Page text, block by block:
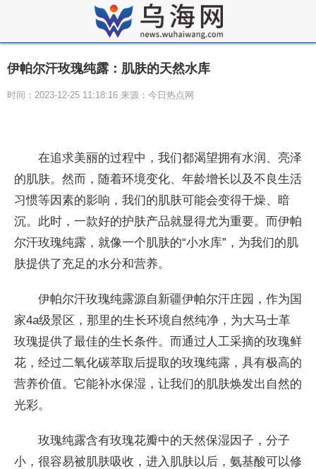
伊帕尔汗玫瑰纯露：肌肤的天然水库
时间：2023-12-25 11:18:16 来源：今日热点网
在追求美丽的过程中，我们都渴望拥有水润、亮泽
的肌肤。然而，随着环境变化、年龄增长以及不良生活
习惯等因素的影响，我们的肌肤可能会变得干燥、暗
沉。此时，一款好的护肤产品就显得尤为重要。而伊帕
尔汗玫瑰纯露，就像一个肌肤的“小水库”，为我们的肌
肤提供了充足的水分和营养。
伊帕尔汗玫瑰纯露源自新疆伊帕尔汗庄园，作为国
家4a级景区，那里的生长环境自然纯净，为大马士革
玫瑰提供了最佳的生长条件。而通过人工采摘的玫瑰鲜
花，经过二氧化碳萃取后提取的玫瑰纯露，具有极高的
营养价值。它能补水保湿，让我们的肌肤焕发出自然的
光彩。
玫瑰纯露含有玫瑰花瓣中的天然保湿因子，分子
小，很容易被肌肤吸收，进入肌肤以后，氨基酸可以修